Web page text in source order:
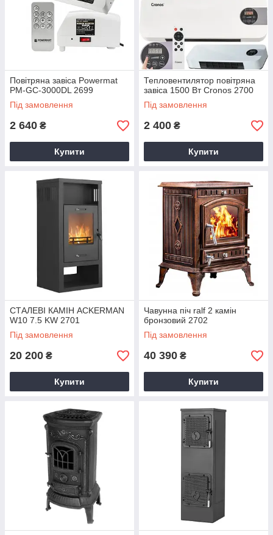
Повітряна завіса Powermat
PM-GC-3000DL 2699
Під замовлення
2 640 ₴
Купити
Тепловентилятор повітряна
завіса 1500 Вт Cronos 2700
Під замовлення
2 400 ₴
Купити
СТАЛЕВІ КАМІН ACKERMAN
W10 7.5 KW 2701
Під замовлення
20 200 ₴
Купити
Чавунна піч ralf 2 камін
бронзовий 2702
Під замовлення
40 390 ₴
Купити